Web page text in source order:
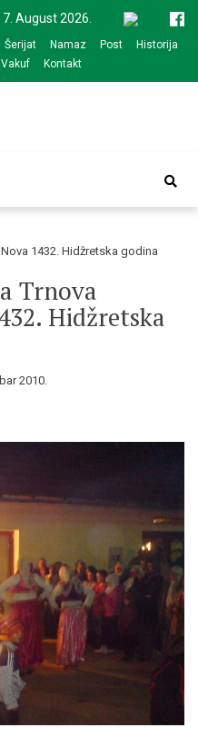
August 2026.
Šerijat Namaz Post
Historija
Vakuf Kontakt
Bijeljina
1432. Hidžretska godina
Trnova
Hidžretska
2010.